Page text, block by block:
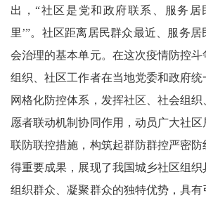
出，“社区是党和政府联系、服务居
里’”。社区距离居民群众最近、服务
会治理的基本单元。在这次疫情防控
组织、社区工作者在当地党委和政府
网格化防控体系，发挥社区、社会组
愿者联动机制协同作用，动员广大社
联防联控措施，构筑起群防群控严密防
得重要成果，展现了我国城乡社区组织
组织群众、凝聚群众的独特优势，具